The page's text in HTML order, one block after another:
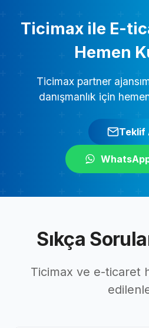
Ticimax ile E-
Hemen
Ticimax partner
danışmanlık için
Teklif
Sıkça
Ticimax ve e-ticaret